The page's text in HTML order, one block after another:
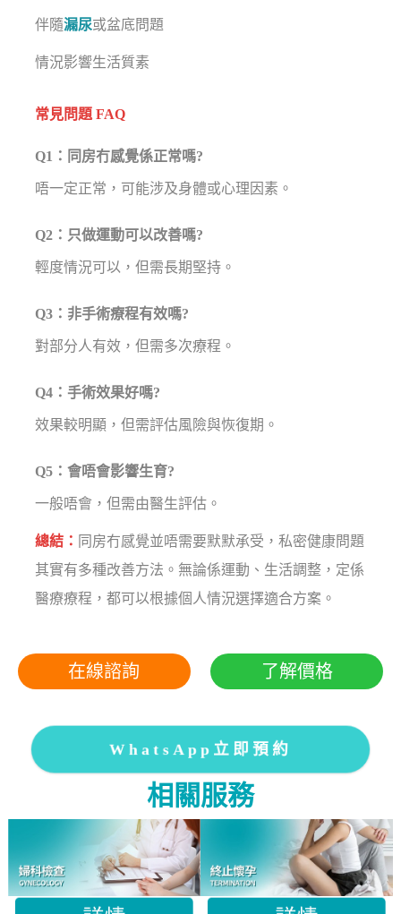
伴隨漏尿或盆底問題
情況影響生活質素
常見問題 FAQ
Q1：同房冇感覺係正常嗎?
唔一定正常，可能涉及身體或心理因素。
Q2：只做運動可以改善嗎?
輕度情況可以，但需長期堅持。
Q3：非手術療程有效嗎?
對部分人有效，但需多次療程。
Q4：手術效果好嗎?
效果較明顯，但需評估風險與恢復期。
Q5：會唔會影響生育?
一般唔會，但需由醫生評估。
總結： 同房冇感覺並唔需要默默承受，私密健康問題
其實有多種改善方法。無論係運動、生活調整，定係
醫療療程，都可以根據個人情況選擇適合方案。
在線諮詢 了解價格
WhatsApp立即預約
相關服務